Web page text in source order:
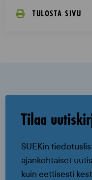
TULOSTA SIVU
Tilaa
SUEKin
ajankohtaiset
kuin eettisesti